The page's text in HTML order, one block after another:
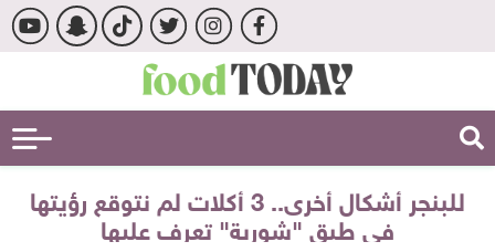
للبنجر أشكال أخرى.. 3 أكلات لم نتوقع رؤيتها
في طبق "شوربة" تعرف عليها